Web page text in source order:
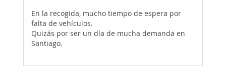
En la recogida, mucho tiempo de espera por
falta de vehículos.
Quizás por ser un día de mucha demanda en
Santiago.